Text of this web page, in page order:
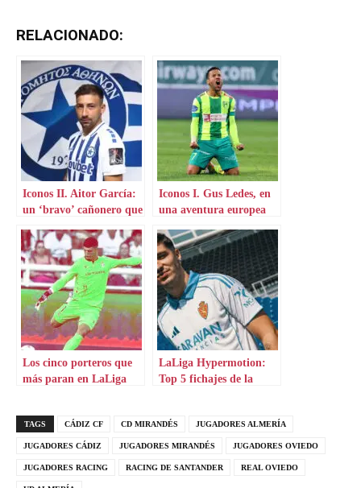
RELACIONADO:
Iconos II. Aitor García:
un ‘bravo’ cañonero que
Iconos I. Gus Ledes, en
una aventura europea
Los cinco porteros que
más paran en LaLiga
LaLiga Hypermotion:
Top 5 fichajes de la
TAGS CÁDIZ CF CD MIRANDÉS JUGADORES ALMERÍA
JUGADORES CÁDIZ JUGADORES MIRANDÉS JUGADORES OVIEDO
JUGADORES RACING RACING DE SANTANDER REAL OVIEDO